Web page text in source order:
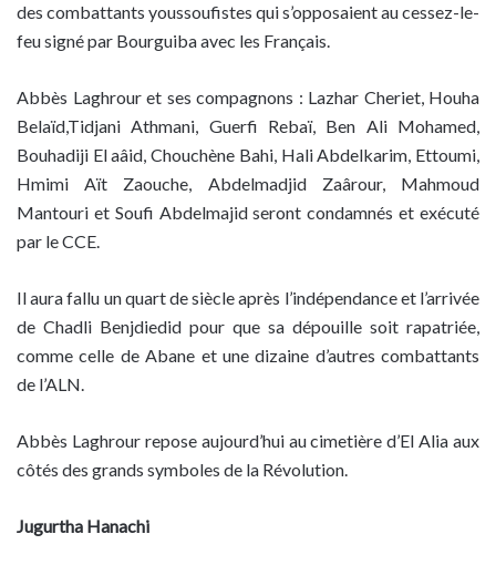
des combattants youssoufistes qui s’opposaient au cessez-le-
feu signé par Bourguiba avec les Français.
Abbès Laghrour et ses compagnons : Lazhar Cheriet, Houha
Belaïd,Tidjani Athmani, Guerfi Rebaï, Ben Ali Mohamed,
Bouhadiji El aâid, Chouchène Bahi, Hali Abdelkarim, Ettoumi,
Hmimi Aït Zaouche, Abdelmadjid Zaârour, Mahmoud
Mantouri et Soufi Abdelmajid seront condamnés et exécuté
par le CCE.
Il aura fallu un quart de siècle après l’indépendance et l’arrivée
de Chadli Benjdiedid pour que sa dépouille soit rapatriée,
comme celle de Abane et une dizaine d’autres combattants
de l’ALN.
Abbès Laghrour repose aujourd’hui au cimetière d’El Alia aux
côtés des grands symboles de la Révolution.
Jugurtha Hanachi